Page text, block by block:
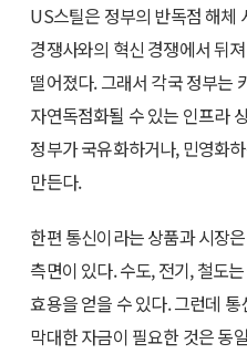
US스틸은 정부의 반독점 해체
경쟁사와의 혁신 경쟁에서 뒤
떨어졌다. 그래서 각국 정부는
자연독점화될 수 있는 인프라
정부가 국유화하거나, 민영화
만든다.
한편 통신이라는 상품과 시장
측면이 있다. 수도, 전기, 철도
효용을 얻을 수 있다. 그런데
막대한 자금이 필요한 것은 동